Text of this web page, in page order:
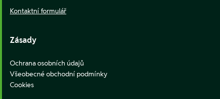
Kontaktní formulář
Zásady
Ochrana osobních údajů
Všeobecné obchodní podmínky
Cookies